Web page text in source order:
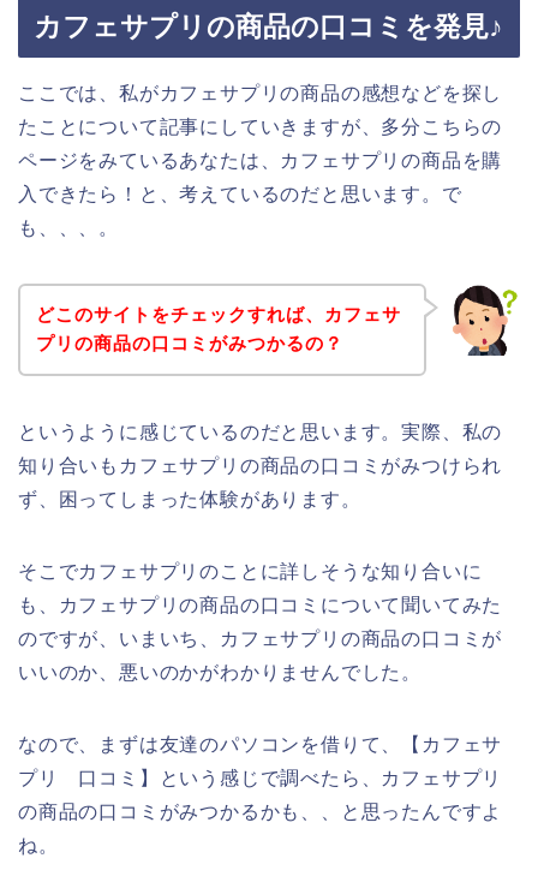
カフェサプリの商品の口コミを発見♪
ここでは、私がカフェサプリの商品の感想などを探し
たことについて記事にしていきますが、多分こちらの
ページをみているあなたは、カフェサプリの商品を購
入できたら！と、考えているのだと思います。で
も、、、。
どこのサイトをチェックすれば、カフェサ
プリの商品の口コミがみつかるの？
というように感じているのだと思います。実際、私の
知り合いもカフェサプリの商品の口コミがみつけられ
ず、困ってしまった体験があります。
そこでカフェサプリのことに詳しそうな知り合いに
も、カフェサプリの商品の口コミについて聞いてみた
のですが、いまいち、カフェサプリの商品の口コミが
いいのか、悪いのかがわかりませんでした。
なので、まずは友達のパソコンを借りて、【カフェサ
プリ 口コミ】という感じで調べたら、カフェサプリ
の商品の口コミがみつかるかも、、と思ったんですよ
ね。